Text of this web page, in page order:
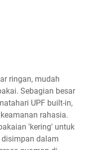
ringan, mudah
Sebagian besar
UPF built-in,
rahasia.
'kering' untuk
dalam